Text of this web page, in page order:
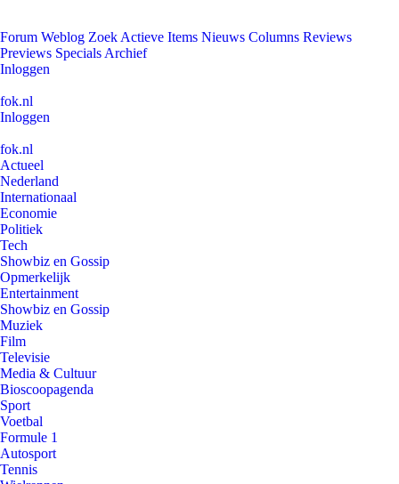
Forum Weblog Zoek Actieve Items Nieuws Columns Reviews
Previews Specials Archief
Inloggen
fok.nl
Inloggen
fok.nl
Actueel
Nederland
Internationaal
Economie
Politiek
Tech
Showbiz en Gossip
Opmerkelijk
Entertainment
Showbiz en Gossip
Muziek
Film
Televisie
Media & Cultuur
Bioscoopagenda
Sport
Voetbal
Formule 1
Autosport
Tennis